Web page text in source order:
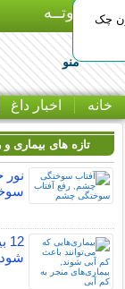
بـیتوتــه
منو
خانه اخبار داغ
چک
تازه های بیماری و
شود